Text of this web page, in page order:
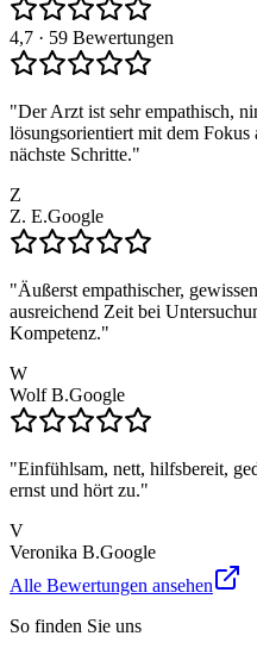
4,7 · 59 Bewertungen
"Der Arzt ist sehr empathisch,
lösungsorientiert mit dem
nächste Schritte."
Z
Z. E.Google
"Äußerst empathischer,
ausreichend Zeit bei
Kompetenz."
W
Wolf B.Google
"Einfühlsam, nett, hilfsbereit,
ernst und hört zu."
V
Veronika B.Google
Alle Bewertungen ansehen
So finden Sie uns